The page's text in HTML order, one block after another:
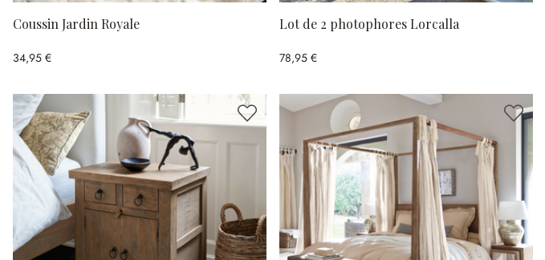
Coussin Jardin Royale
34,95 €
Lot de 2 photophores Lorcalla
78,95 €